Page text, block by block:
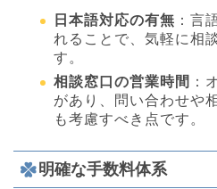
日本語対応の有無 ：言
れることで、気軽に相
す。
相談窓口の営業時間 ：
があり、問い合わせや
も考慮すべき点です。
明確な手数料体系